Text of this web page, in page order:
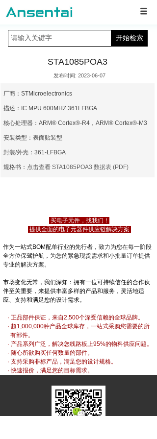
开始检索
STA1085POA3
发布时间: 2023-06-07
厂商：STMicroelectronics
描述：IC MPU 600MHZ 361LFBGA
核心处理器：ARM® Cortex®-R4，ARM® Cortex®-M3
安装类型：表面贴装型
封装/外壳：361-LFBGA
规格书： 点击查看 STA1085POA3 数据表 (PDF)
买电子元件，找我们！
提供全面的电子元器件供应链解决方案
作为一站式BOM配单行业的先行者， 致力为您在每一阶段
全方位保驾护航，为您的紧急现货需求和小批量订单提供
专业的解决方案。
市场变化无常，我们深知：拥有一位可持续信任的合作伙
伴至关重要，来提供丰富多样的产品和服务，灵活地适
应、支持和满足您的设计需求。
· 正品部件保证，来自2,500个深受信赖的全球品牌。
· 超1,000,000种产品全球库存，一站式采购您需要的所
有部件。
· 产品系列广泛，解决您线路板上95%的物料供应问题。
· 随心所欲购买任何数量的部件。
· 支持采购非标产品，满足您的设计规格。
· 快速报价，满足您的目标需求。